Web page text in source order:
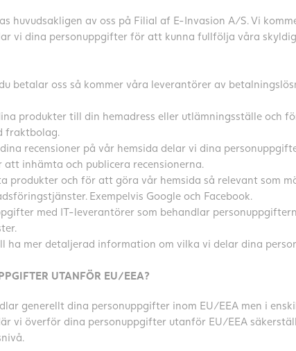
huvudsakligen av oss på Filial af E-Invasion A/S. Vi
vi dina personuppgifter för att kunna fullfölja våra
betalar oss så kommer våra leverantörer av
produkter till din hemadress eller utlämningsställe och
fraktbolag.
recensioner på vår hemsida delar vi dina
inhämta och publicera recensionerna.
produkter och för att göra vår hemsida så relevant som
Exempelvis Google och Facebook.
med IT-leverantörer som behandlar
ha mer detaljerad information om vilka vi delar dina
UTANFÖR EU/EEA?
generellt dina personuppgifter inom EU/EEA men i
vi överför dina personuppgifter utanför EU/EEA